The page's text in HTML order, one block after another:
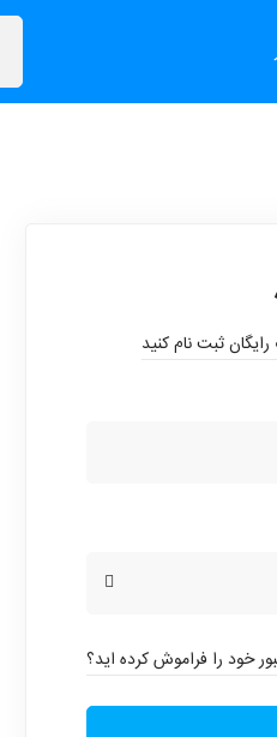
ثبت نام کنید
خود را فراموش کرده اید؟